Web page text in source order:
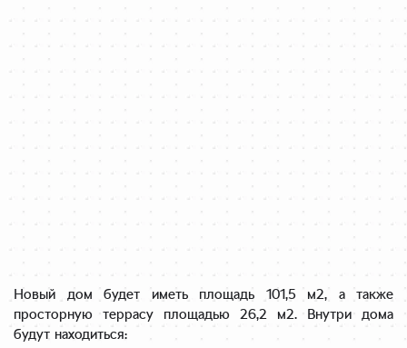
Новый дом будет иметь площадь 101,5 м2, а также
просторную террасу площадью 26,2 м2. Внутри дома
будут находиться: